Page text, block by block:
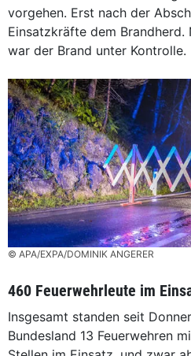
vorgehen. Erst nach der
Einsatzkräfte dem
war der Brand unter Kontrolle.
© APA/EXPA/DOMINIK ANGERER
460 Feuerwehrleute im
Insgesamt standen seit
Bundesland 13 Feuerwehren